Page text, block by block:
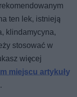
ten lek, istnieją
klindamycyna,
stosować w
więcej
miejscu artykuły
.